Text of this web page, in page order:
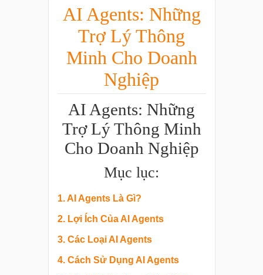
AI Agents: Những
Trợ Lý Thông
Minh Cho Doanh
Nghiệp
AI Agents: Những
Trợ Lý Thông Minh
Cho Doanh Nghiệp
Mục lục:
1. AI Agents Là Gì?
2. Lợi Ích Của AI Agents
3. Các Loại AI Agents
4. Cách Sử Dụng AI Agents